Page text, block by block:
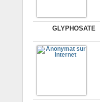
GLYPHOSATE